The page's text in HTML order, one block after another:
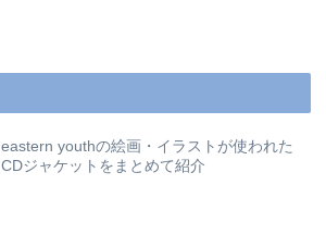
eastern youthの絵画・イラストが使われた
CDジャケットをまとめて紹介